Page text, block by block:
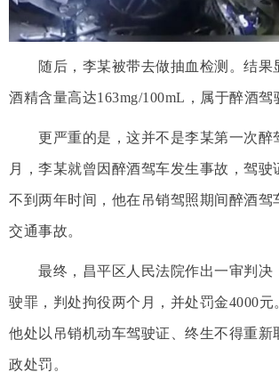
随后，李某被带去做抽血检测。结果
酒精含量高达163mg/100mL，属于醉酒驾
更严重的是，这并不是李某第一次醉
月，李某就曾因醉酒驾车发生事故，驾驶
不到两年时间，他在吊销驾照期间醉酒驾
交通事故。
最终，昌平区人民法院作出一审判决
驶罪，判处拘役两个月，并处罚金4000元
他处以吊销机动车驾驶证、终生不得重新
政处罚。